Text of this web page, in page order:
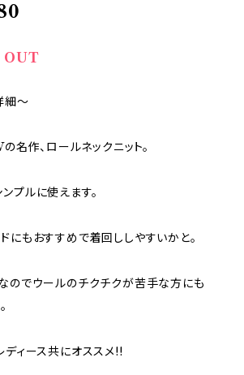
OUT
細～
名作、ロールネックニット。
プルに使えます。
にもおすすめで着回ししやすいかと。
のでウールのチクチクが苦手な方にも
ディース共にオススメ!!